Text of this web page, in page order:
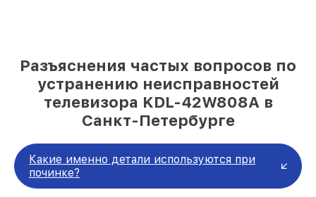
Разъяснения частых вопросов по
устранению неисправностей
телевизора KDL-42W808A в
Санкт-Петербурге
Какие именно детали используются при
починке?